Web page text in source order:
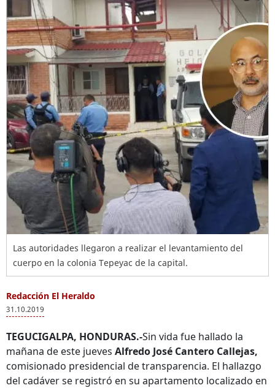
Las autoridades llegaron a realizar el levantamiento del
cuerpo en la colonia Tepeyac de la capital.
Redacción El Heraldo
31.10.2019
TEGUCIGALPA, HONDURAS.-Sin vida fue hallado la
mañana de este jueves Alfredo José Cantero Callejas,
comisionado presidencial de transparencia. El hallazgo
del cadáver se registró en su apartamento localizado en